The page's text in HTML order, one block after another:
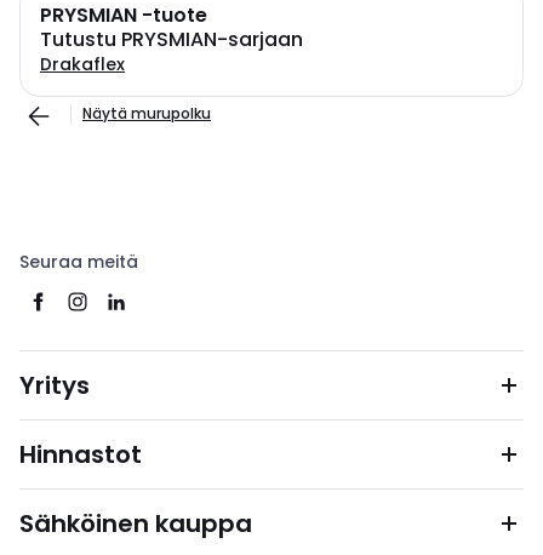
PRYSMIAN -tuote
Tutustu PRYSMIAN-sarjaan
Drakaflex
Näytä murupolku
Seuraa meitä
Yritys
Hinnastot
Sähköinen kauppa